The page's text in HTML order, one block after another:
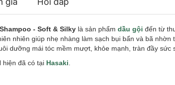
- Soft & Silky là sản phẩm dầu gội đến từ
nhiên giúp nhẹ nhàng làm sạch bụi bẩn và bã nhờn
dưỡng mái tóc mềm mượt, khỏe mạnh, tràn đầy sức
hiện đã có tại Hasaki